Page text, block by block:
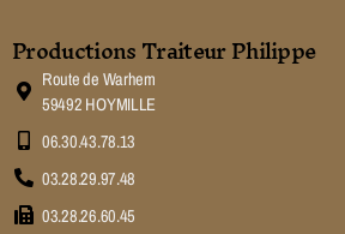
Productions Traiteur Philippe
Route de Warhem
59492 HOYMILLE
06.30.43.78.13
03.28.29.97.48
03.28.26.60.45